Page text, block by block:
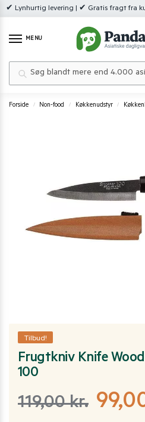
✔ Lynhurtig levering | ✔ Gratis fragt fra
MENU
Forside / Non-food / Køkkenudstyr /
Tilbud!
Frugtkniv Knife
100
119,00kr.